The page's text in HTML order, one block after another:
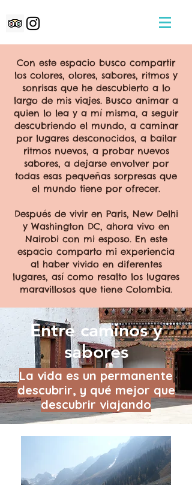
Con este espacio busco compartir
los colores, olores, sabores, ritmos y
sonrisas que he descubierto a lo
largo de mis viajes. Busco animar a
quien lo lea y a mí misma, a seguir
descubriendo el mundo, a caminar
por lugares desconocidos, a bailar
ritmos nuevos, a probar nuevos
sabores, a dejarse envolver por
todas esas pequeñas sorpresas que
el mundo tiene por ofrecer.
Después de vivir en Paris, New Delhi
y Washington DC, ahora vivo en
Nairobi con mi esposo. En este
espacio comparto mi experiencia
al haber vivido en diferentes
lugares, así como resalto los lugares
maravillosos que tiene Colombia.
Entre caminos y
sabores
La vida es un permanente
descubrir, y qué mejor que
descubrir viajando